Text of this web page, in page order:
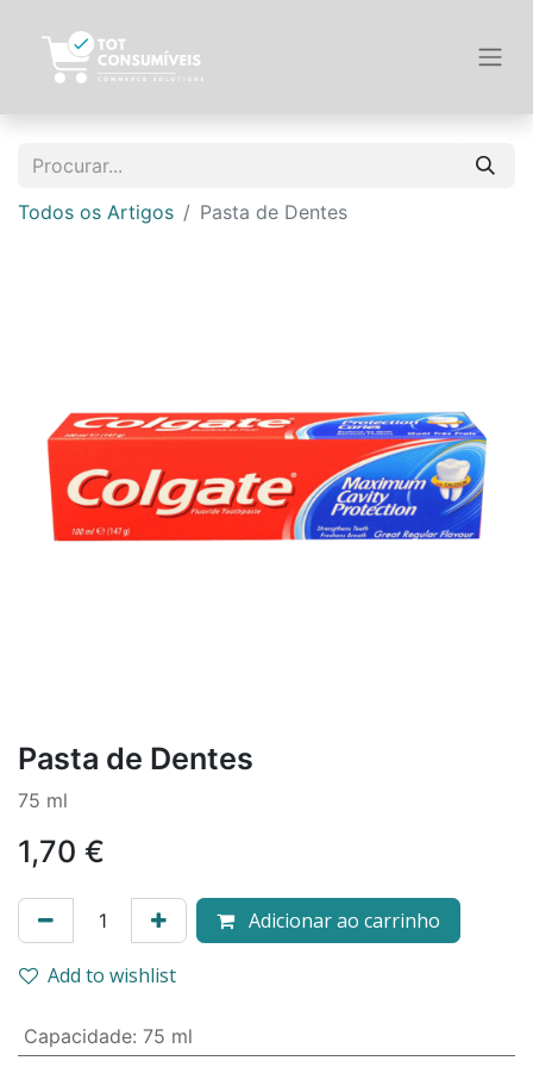
Todos os Artigos Pasta de Dentes
Pasta de Dentes
75 ml
1,70 €
Adicionar ao carrinho
Add to wishlist
Capacidade: 75 ml